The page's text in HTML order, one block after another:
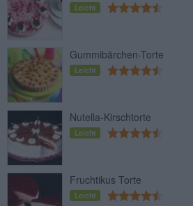
Leicht
Gummibärchen-Torte
Leicht
Nutella-Kirschtorte
Leicht
Fruchtikus Torte
Leicht